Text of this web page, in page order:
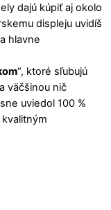
dajú kúpiť aj okolo
displeju uvidíš
hlavne
“, ktoré sľubujú
väčšinou nič
uviedol 100 %